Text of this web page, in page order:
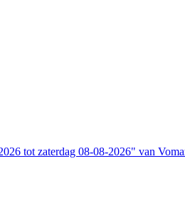
tot zaterdag 08-08-2026" van